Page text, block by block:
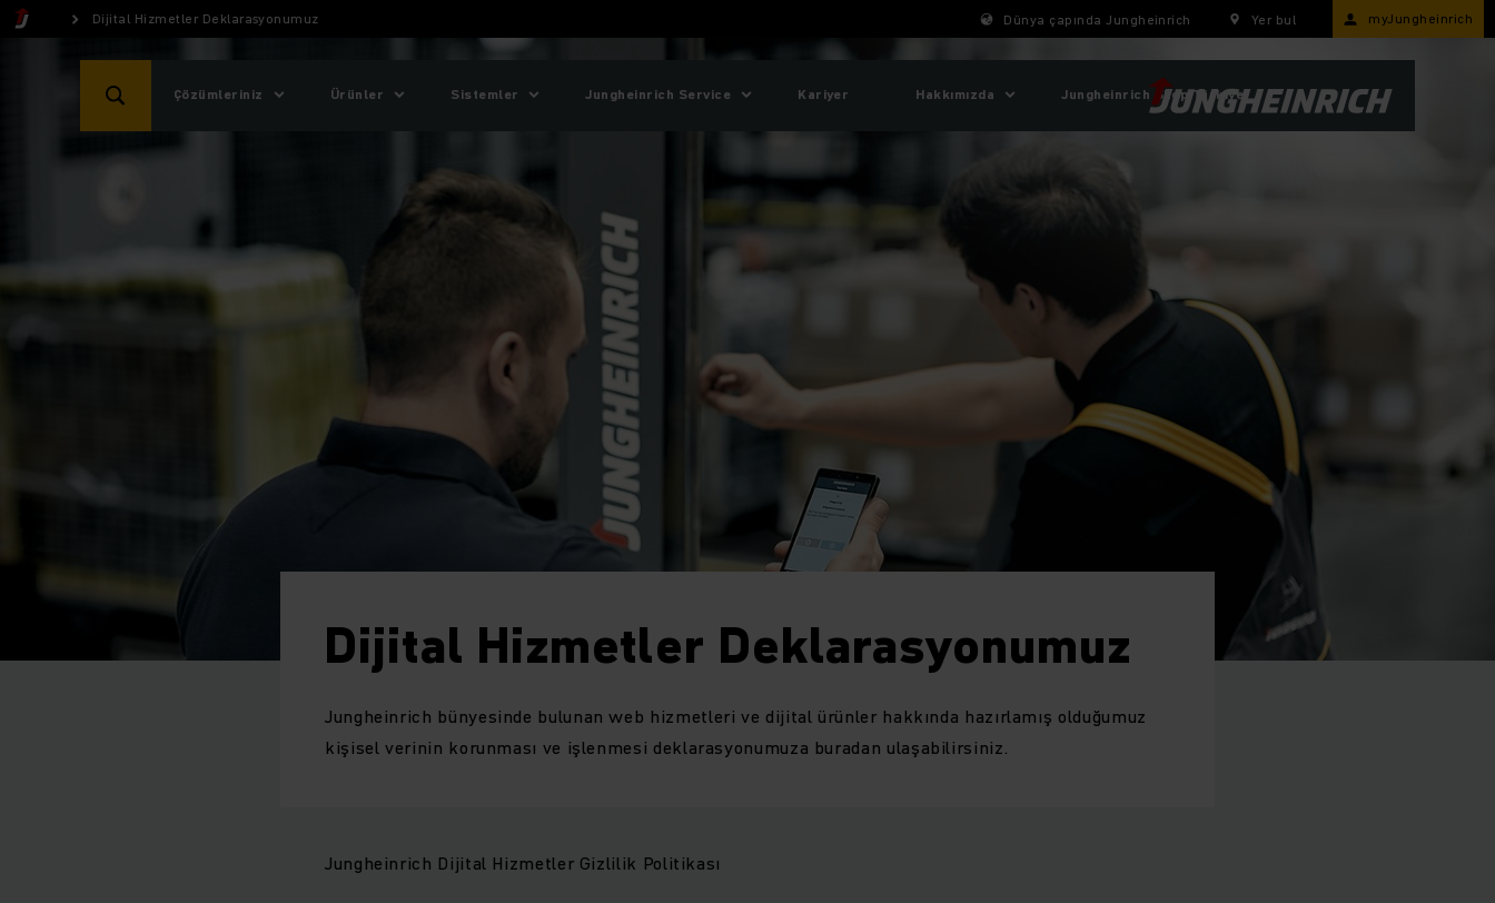
Dijital Hizmetler Deklarasyonumuz Dünya çapında Jungheinrich Yer bul myJungheinrich
Çözümleriniz Ürünler Sistemler Jungheinrich Service Kariyer Hakkımızda Jungheinrich Shop Türkiye
Dijital Hizmetler Deklarasyonumuz
Jungheinrich bünyesinde bulunan web hizmetleri ve dijital ürünler hakkında hazırlamış olduğumuz
kişisel verinin korunması ve işlenmesi deklarasyonumuza buradan ulaşabilirsiniz.
Jungheinrich Dijital Hizmetler Gizlilik Politikası